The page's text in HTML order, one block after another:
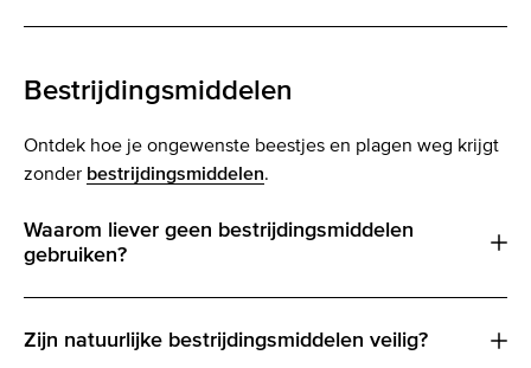
Bestrijdingsmiddelen
Ontdek hoe je ongewenste beestjes en plagen weg krijgt
zonder bestrijdingsmiddelen.
Waarom liever geen bestrijdingsmiddelen
gebruiken?
Zijn natuurlijke bestrijdingsmiddelen veilig?